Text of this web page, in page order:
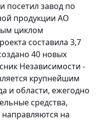
посетил завод по
продукции АО
циклом
составила 3,7
40 новых
Независимости -
крупнейшим
и области, ежегодно
средства,
на